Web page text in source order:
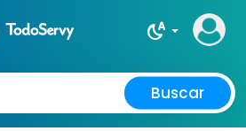
night_sight_auto
Buscar